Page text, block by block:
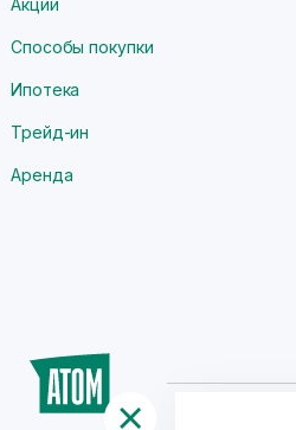
Акции
Способы покупки
Ипотека
Трейд-ин
Аренда